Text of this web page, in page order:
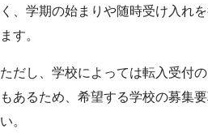
く、学期の始まりや随時受け入れ
ます。
ただし、学校によっては転入受付
もあるため、希望する学校の募集
い。